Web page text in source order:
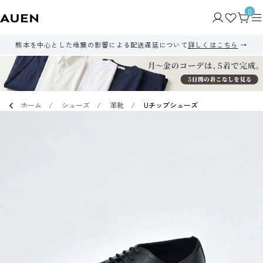
0
熊本を中心とした地震の影響による配送遅延について詳しくはこちら
ホーム シューズ 革靴 Uチップシューズ